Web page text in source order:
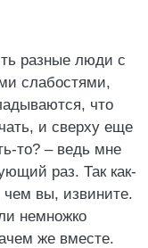
разные люди с
слабостями,
что
и сверху еще
то? – ведь мне
раз. Так как-
чем вы, извините.
немножко
же вместе.